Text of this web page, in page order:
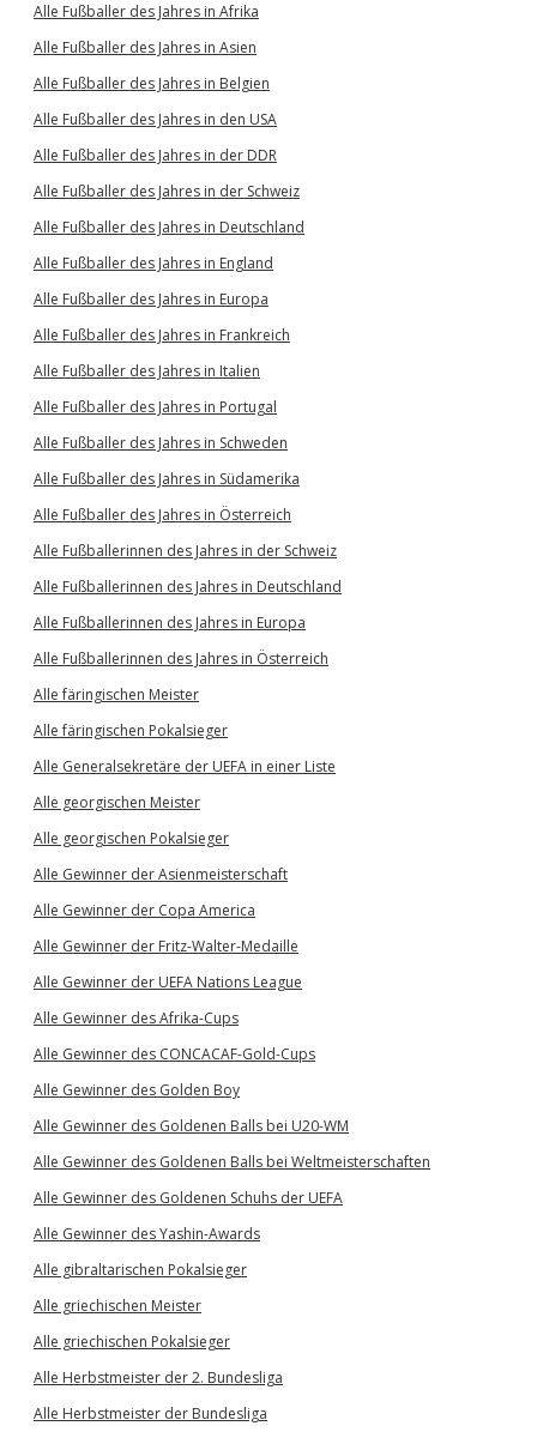
Alle Fußballer des Jahres in Afrika
Alle Fußballer des Jahres in Asien
Alle Fußballer des Jahres in Belgien
Alle Fußballer des Jahres in den USA
Alle Fußballer des Jahres in der DDR
Alle Fußballer des Jahres in der Schweiz
Alle Fußballer des Jahres in Deutschland
Alle Fußballer des Jahres in England
Alle Fußballer des Jahres in Europa
Alle Fußballer des Jahres in Frankreich
Alle Fußballer des Jahres in Italien
Alle Fußballer des Jahres in Portugal
Alle Fußballer des Jahres in Schweden
Alle Fußballer des Jahres in Südamerika
Alle Fußballer des Jahres in Österreich
Alle Fußballerinnen des Jahres in der Schweiz
Alle Fußballerinnen des Jahres in Deutschland
Alle Fußballerinnen des Jahres in Europa
Alle Fußballerinnen des Jahres in Österreich
Alle färingischen Meister
Alle färingischen Pokalsieger
Alle Generalsekretäre der UEFA in einer Liste
Alle georgischen Meister
Alle georgischen Pokalsieger
Alle Gewinner der Asienmeisterschaft
Alle Gewinner der Copa America
Alle Gewinner der Fritz-Walter-Medaille
Alle Gewinner der UEFA Nations League
Alle Gewinner des Afrika-Cups
Alle Gewinner des CONCACAF-Gold-Cups
Alle Gewinner des Golden Boy
Alle Gewinner des Goldenen Balls bei U20-WM
Alle Gewinner des Goldenen Balls bei Weltmeisterschaften
Alle Gewinner des Goldenen Schuhs der UEFA
Alle Gewinner des Yashin-Awards
Alle gibraltarischen Pokalsieger
Alle griechischen Meister
Alle griechischen Pokalsieger
Alle Herbstmeister der 2. Bundesliga
Alle Herbstmeister der Bundesliga